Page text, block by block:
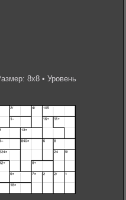
8х8 • Уровень